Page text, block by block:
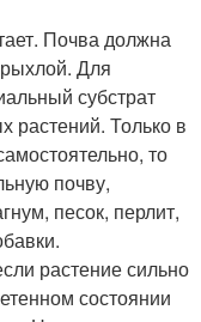
Почва должна
Для
субстрат
растений. Только в
то
почву,
песок, перлит,
растение сильно
состоянии